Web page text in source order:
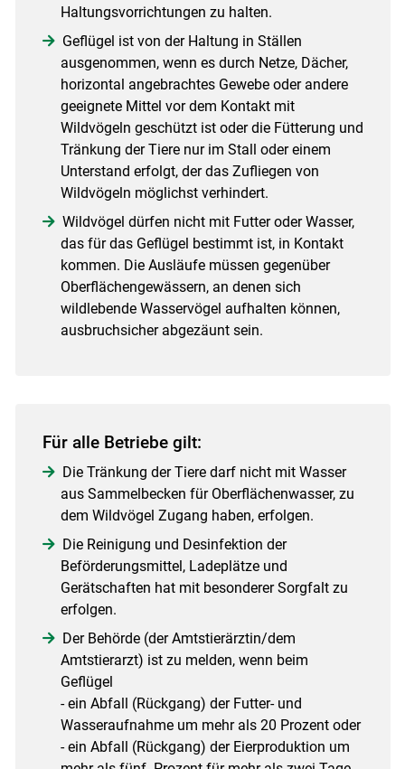
Haltungsvorrichtungen zu halten.
Geflügel ist von der Haltung in Ställen
ausgenommen, wenn es durch Netze, Dächer,
horizontal angebrachtes Gewebe oder andere
geeignete Mittel vor dem Kontakt mit
Wildvögeln geschützt ist oder die Fütterung und
Tränkung der Tiere nur im Stall oder einem
Unterstand erfolgt, der das Zufliegen von
Wildvögeln möglichst verhindert.
Wildvögel dürfen nicht mit Futter oder Wasser,
das für das Geflügel bestimmt ist, in Kontakt
kommen. Die Ausläufe müssen gegenüber
Oberflächengewässern, an denen sich
wildlebende Wasservögel aufhalten können,
ausbruchsicher abgezäunt sein.
Für alle Betriebe gilt:
Die Tränkung der Tiere darf nicht mit Wasser
aus Sammelbecken für Oberflächenwasser, zu
dem Wildvögel Zugang haben, erfolgen.
Die Reinigung und Desinfektion der
Beförderungsmittel, Ladeplätze und
Gerätschaften hat mit besonderer Sorgfalt zu
erfolgen.
Der Behörde (der Amtstierärztin/dem
Amtstierarzt) ist zu melden, wenn beim
Geflügel
- ein Abfall (Rückgang) der Futter- und
Wasseraufnahme um mehr als 20 Prozent oder
- ein Abfall (Rückgang) der Eierproduktion um